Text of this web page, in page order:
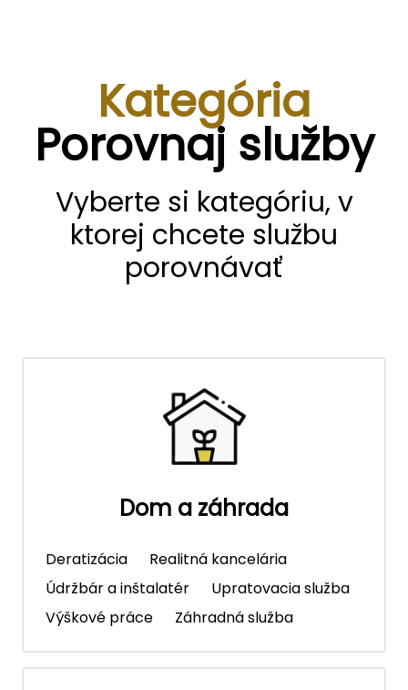
Kategória
Porovnaj služby
Vyberte si kategóriu, v
ktorej chcete službu
porovnávať
Dom a záhrada
Deratizácia
Realitná kancelária
Údržbár a inštalatér
Upratovacia služba
Výškové práce
Záhradná služba